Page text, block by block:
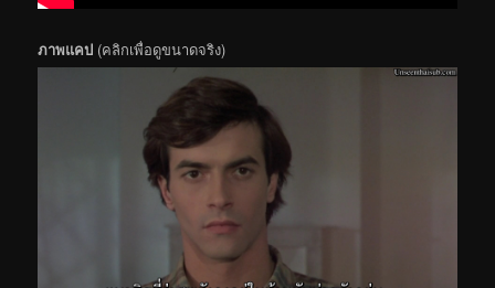
ภาพแคป (คลิกเพื่อดูขนาดจริง)